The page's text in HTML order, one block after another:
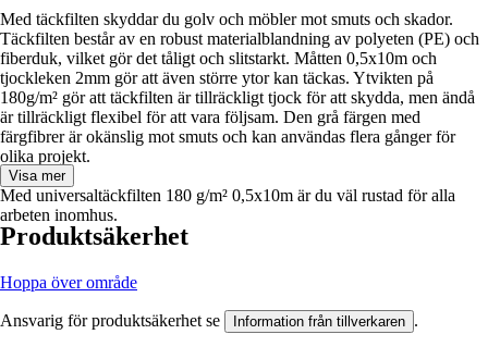
Med täckfilten skyddar du golv och möbler mot smuts och skador.
Täckfilten består av en robust materialblandning av polyeten (PE) och
fiberduk, vilket gör det tåligt och slitstarkt. Måtten 0,5x10m och
tjockleken 2mm gör att även större ytor kan täckas. Ytvikten på
180g/m² gör att täckfilten är tillräckligt tjock för att skydda, men ändå
är tillräckligt flexibel för att vara följsam. Den grå färgen med
färgfibrer är okänslig mot smuts och kan användas flera gånger för
olika projekt.
Med universaltäckfilten 180 g/m² 0,5x10m är du väl rustad för alla
arbeten inomhus.
Visa mer
Produktsäkerhet
Hoppa över område
Ansvarig för produktsäkerhet se Information från tillverkaren .